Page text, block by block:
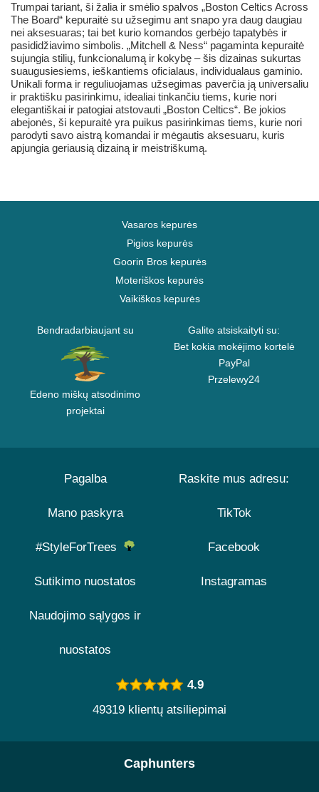
Trumpai tariant, ši žalia ir smėlio spalvos „Boston Celtics Across
The Board“ kepuraitė su užsegimu ant snapo yra daug daugiau
nei aksesuaras; tai bet kurio komandos gerbėjo tapatybės ir
pasididžiavimo simbolis. „Mitchell & Ness“ pagaminta kepuraitė
sujungia stilių, funkcionalumą ir kokybę – šis dizainas sukurtas
suaugusiesiems, ieškantiems oficialaus, individualaus gaminio.
Unikali forma ir reguliuojamas užsegimas paverčia ją universaliu
ir praktišku pasirinkimu, idealiai tinkančiu tiems, kurie nori
elegantiškai ir patogiai atstovauti „Boston Celtics“. Be jokios
abejonės, ši kepuraitė yra puikus pasirinkimas tiems, kurie nori
parodyti savo aistrą komandai ir mėgautis aksesuaru, kuris
apjungia geriausią dizainą ir meistriškumą.
Vasaros kepurės
Pigios kepurės
Goorin Bros kepurės
Moteriškos kepurės
Vaikiškos kepurės
Bendradarbiaujant su
Edeno miškų atsodinimo
projektai
Galite atsiskaityti su:
Bet kokia mokėjimo kortelė
PayPal
Przelewy24
Pagalba
Mano paskyra
#StyleForTrees
Sutikimo nuostatos
Naudojimo sąlygos ir
nuostatos
Raskite mus adresu:
TikTok
Facebook
Instagramas
4.9
49319 klientų atsiliepimai
Caphunters